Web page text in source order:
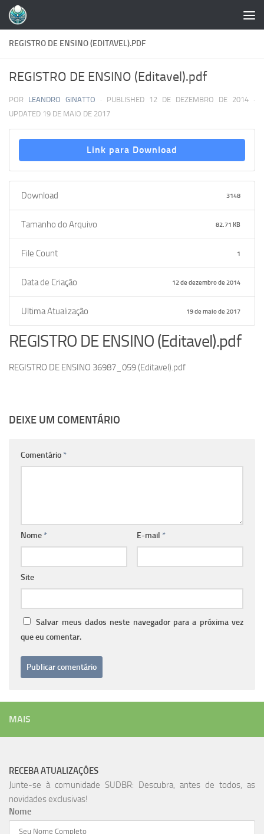
Skip to content
REGISTRO DE ENSINO (EDITAVEL).PDF
REGISTRO DE ENSINO (Editavel).pdf
POR LEANDRO GINATTO · PUBLISHED 12 DE DEZEMBRO DE 2014 ·
UPDATED 19 DE MAIO DE 2017
Link para Download
Download 3148
Tamanho do Arquivo 82.71 KB
File Count 1
Data de Criação 12 de dezembro de 2014
Ultima Atualização 19 de maio de 2017
REGISTRO DE ENSINO (Editavel).pdf
REGISTRO DE ENSINO 36987_059 (Editavel).pdf
DEIXE UM COMENTÁRIO
Comentário *
Nome * E-mail *
Site
Salvar meus dados neste navegador para a próxima vez
que eu comentar.
MAIS
RECEBA ATUALIZAÇÔES
Junte-se à comunidade SUDBR: Descubra, antes de todos, as
novidades exclusivas!
Nome